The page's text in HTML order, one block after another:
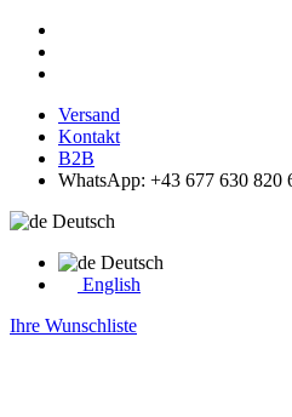
Versand
Kontakt
B2B
WhatsApp: +43 677 630 820
Deutsch
Deutsch
English
Ihre Wunschliste